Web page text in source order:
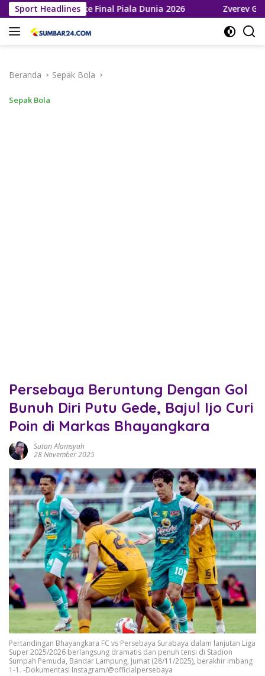
Langsung
ke
konten
Sport Headlines
ke Final Piala Dunia 2026 Zverev Gagal Juara di
Beranda Sepak Bola
Sepak Bola
Persebaya Beruntung Dengan Gol
Bunuh Diri Putu Gede, Bajul Ijo Curi
Poin di Markas Bhayangkara
Sutan Alamsyah
28 November 2025
Pertandingan Bhayangkara FC vs Persebaya Surabaya dalam lanjutan Liga
Super 2025/2026 berlangsung dramatis dan penuh tensi di Stadion
Sumpah Pemuda, Bandar Lampung, Jumat (28/11/2025), berakhir imbang
1-1. -Dokumentasi Instagram/@officialpersebaya